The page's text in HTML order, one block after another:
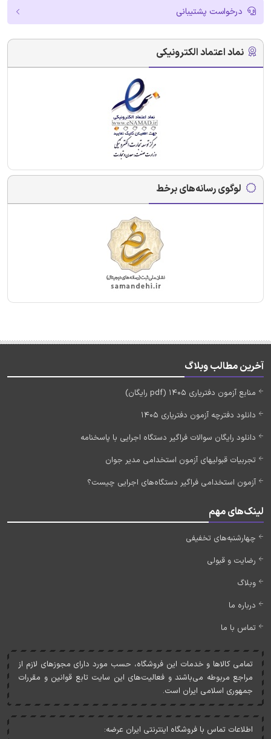
درخواست پشتیبانی
نماد اعتماد الکترونیکی
لوگوی رسانه‌های برخط
آخرین مطالب وبلاگ
منابع آزمون دفتریاری 1405 (pdf رایگان)
دانلود دفترچه آزمون دفتریاری 1405
دانلود رایگان سوالات فراگیر دستگاه اجرایی با پاسخنامه
تجربیات قبولیهای آزمون استخدامی مدیر جوان
آزمون استخدامی فراگیر دستگاه‌های اجرایی چیست؟
لینک‌های مهم
چهارشنبه‌های تخفیفی
رضایت و قبولی
وبلاگ
درباره ما
تماس با ما
تمامی کالاها و خدمات اين فروشگاه، حسب مورد دارای مجوزهای لازم از
مراجع مربوطه می‌باشند و فعاليت‌های اين سايت تابع قوانين و مقررات
جمهوری اسلامی ايران است.
اطلاعات تماس با فروشگاه اینترنتی ایران عرضه: